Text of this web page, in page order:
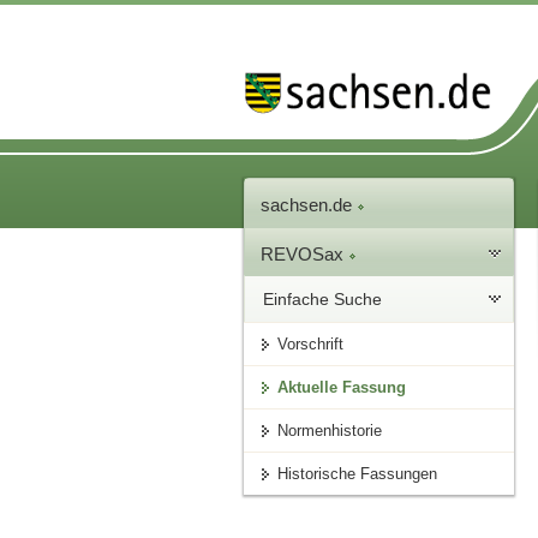
sachsen.de
REVOSax
Einfache Suche
Vorschrift
Aktuelle Fassung
Normenhistorie
Historische Fassungen